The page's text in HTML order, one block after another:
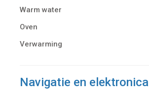
Warm water
Oven
Verwarming
Navigatie en elektronica